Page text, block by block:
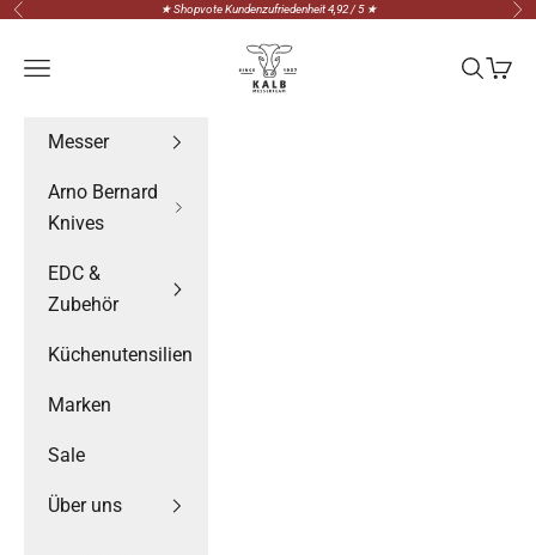
Zum Inhalt springen
Zurück ★ Shopvote Kundenzufriedenheit 4,92 / 5 ★ Vor
Messerteam Kalb
Menü Suchen
Messer
Arno Bernard
Knives
EDC &
Zubehör
Küchenutensilien
Marken
Sale
Über uns